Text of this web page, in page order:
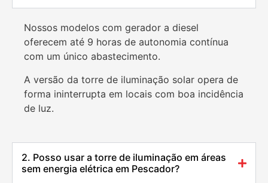
Nossos modelos com gerador a diesel
oferecem até 9 horas de autonomia contínua
com um único abastecimento.
A versão da torre de iluminação solar opera de
forma ininterrupta em locais com boa incidência
de luz.
2. Posso usar a torre de iluminação em áreas
sem energia elétrica em Pescador?